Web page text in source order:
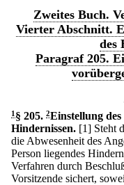
Zweites Buch.
Vierter Abschnitt.
des
Paragraf 205.
1 § 205. 2Einstellung
Hindernissen. [1] Steht
die Abwesenheit des
Person liegendes
Verfahren durch
Vorsitzende sichert,